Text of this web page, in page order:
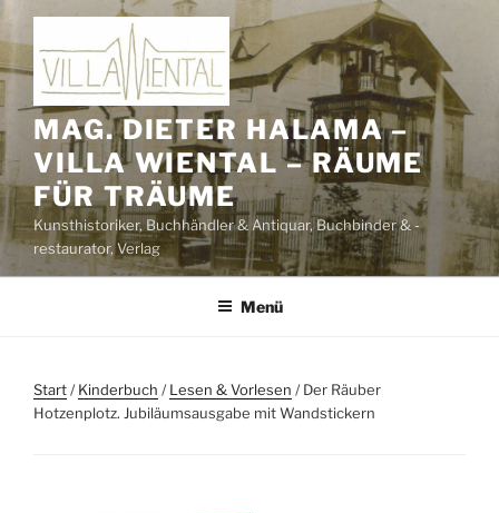
Zum
Inhalt
springen
MAG. DIETER HALAMA –
VILLA WIENTAL – RÄUME
FÜR TRÄUME
Kunsthistoriker, Buchhändler & Antiquar, Buchbinder & -
restaurator, Verlag
Menü
Start/Kinderbuch /Lesen & Vorlesen / Der Räuber
Hotzenplotz. Jubiläumsausgabe mit Wandstickern